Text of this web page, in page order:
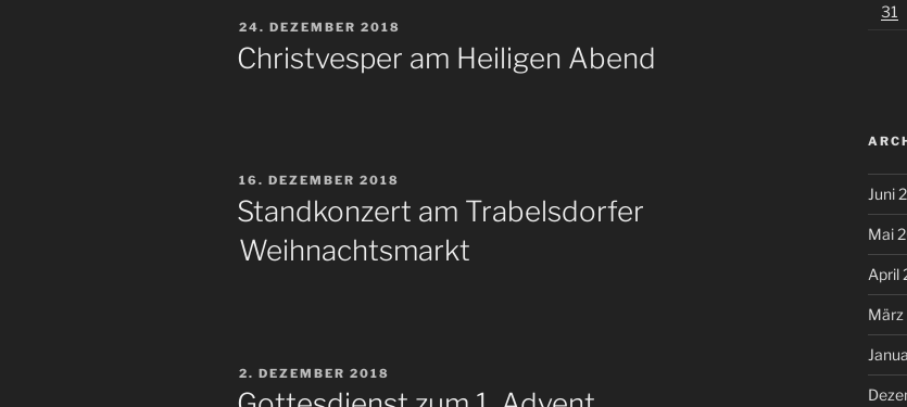
VERÖFFENTLICHT
AM
24. DEZEMBER 2018
Christvesper am Heiligen Abend
VERÖFFENTLICHT
AM
16. DEZEMBER 2018
Standkonzert am Trabelsdorfer
Weihnachtsmarkt
VERÖFFENTLICHT
AM
2. DEZEMBER 2018
31
Juni
Mai
April